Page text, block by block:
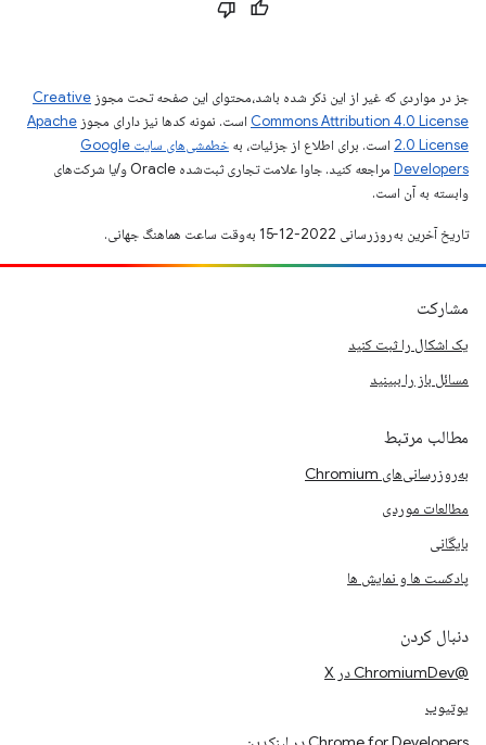
جز در مواردی که غیر از این ذکر شده باشد،‌محتوای این صفحه تحت مجوز Creative
Commons Attribution 4.0 License است. نمونه کدها نیز دارای مجوز Apache
2.0 License است. برای اطلاع از جزئیات، به
خطمشی‌های سایت Google
Developers‏
مراجعه کنید. جاوا علامت تجاری ثبت‌شده Oracle و/یا شرکت‌های
وابسته به آن است.
تاریخ آخرین به‌روزرسانی 2022-12-15 به‌وقت ساعت هماهنگ جهانی.
مشارکت
یک اشکال را ثبت کنید
مسائل باز را ببینید
مطالب مرتبط
به‌روزرسانی‌های Chromium
مطالعات موردی
بایگانی
پادکست ها و نمایش ها
دنبال کردن
@ChromiumDev در X
یوتیوب